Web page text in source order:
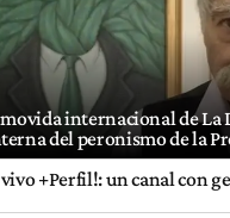
internacional de La
del peronismo de la
+Perfil!: un canal con